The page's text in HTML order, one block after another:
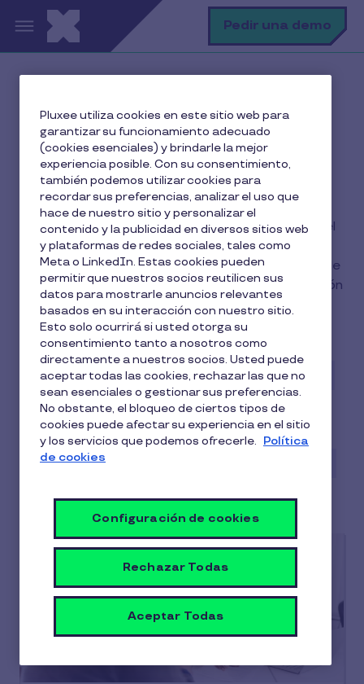
Pasar al contenido principal Pedir una demo
El blog de Pluxee
Mantente al día sobre todo lo relacionado con el
bienestar de los empleados: retribución flexible,
beneficios sociales, compromiso y satisfacción de
empleados.... sin olvidar la importancia de la gestión
administrativa de la empresa para Recursos
Humanos.
Beneficios para empleados Casos de éxito
Conciliación Digitalización
Employee Experience Gestión RRHH
Guías y Estudios
Pluxee utiliza cookies en este sitio web para
garantizar su funcionamiento adecuado
(cookies esenciales) y brindarle la mejor
experiencia posible. Con su consentimiento,
también podemos utilizar cookies para
recordar sus preferencias, analizar el uso que
hace de nuestro sitio y personalizar el
contenido y la publicidad en diversos sitios web
y plataformas de redes sociales, tales como
Meta o LinkedIn. Estas cookies pueden
permitir que nuestros socios reutilicen sus
datos para mostrarle anuncios relevantes
basados en su interacción con nuestro sitio.
Esto solo ocurrirá si usted otorga su
consentimiento tanto a nosotros como
directamente a nuestros socios. Usted puede
aceptar todas las cookies, rechazar las que no
sean esenciales o gestionar sus preferencias.
No obstante, el bloqueo de ciertos tipos de
cookies puede afectar su experiencia en el sitio
y los servicios que podemos ofrecerle. Política
de cookies
Configuración de cookies
Rechazar Todas
Aceptar Todas